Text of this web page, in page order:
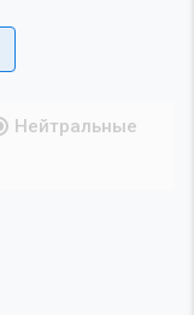
Нейтральные